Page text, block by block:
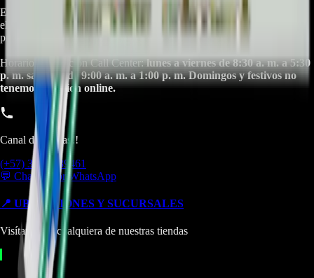
Empresa especializada en electrodomésticos, repuestos de
electrodomésticos, motos electricas y repuestos para las mismas, con
presencia en toda Colombia.
Horario de atención Call Center: lunes a viernes de 8:30 a. m. a 5:30
p. m. sabados de 9:00 a. m. a 1:00 p. m. Domingos y festivos no
tenemos atencion online.
Canal de Ventas!!
(+57) 301 5739461
💬 Chatear por WhatsApp
📍 UBICACIONES Y SUCURSALES
Visítanos en cualquiera de nuestras tiendas